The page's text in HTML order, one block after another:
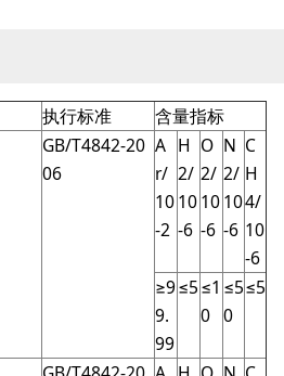
执行标准
含量指标
GB/T4842-20
06
A
r/
10
-2
H
2/
10
-6
O
2/
10
-6
N
2/
10
-6
C
H
4/
10
-6
≥9
9.
99
≤5≤1
0
≤5
0
≤5